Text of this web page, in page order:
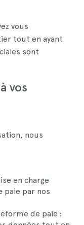
vous
tout en ayant
sont
vos
nous
en charge
paie par nos
de paie :